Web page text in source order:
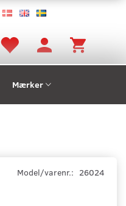
Mærker
Model/varenr.: 26024